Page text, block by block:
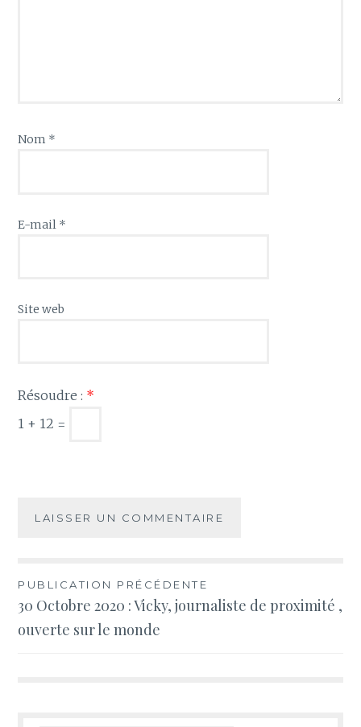
Nom *
E-mail *
Site web
Résoudre : *
1 + 12 =
Navigation
de
PUBLICATION PRÉCÉDENTE
30 Octobre 2020 : Vicky, journaliste de proximité ,
ouverte sur le monde